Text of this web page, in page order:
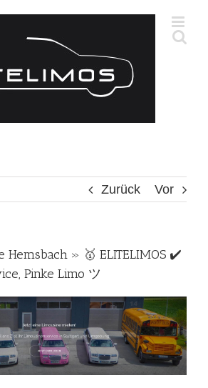
Zurück Vor
Hemsbach » 🥇 ELITELIMOS ✔️
Pinke Limo ツ